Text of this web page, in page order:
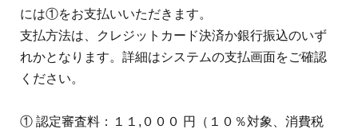
には①をお支払いいただきます。
支払方法は、クレジットカード決済か銀行振込のいず
れかとなります。詳細はシステムの支払画面をご確認
ください。
① 認定審査料：１１,０００ 円（１０％対象、消費税